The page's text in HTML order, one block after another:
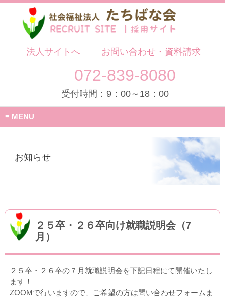
法人サイトへ お問い合わせ・資料請求
072-839-8080
受付時間：9：00～18：00
MENU
お知らせ
２５卒・２６卒向け就職説明会（7
月）
２５卒・２６卒の７月就職説明会を下記日程にて開催いたし
ます！
ZOOMで行いますので、ご希望の方は問い合わせフォームま